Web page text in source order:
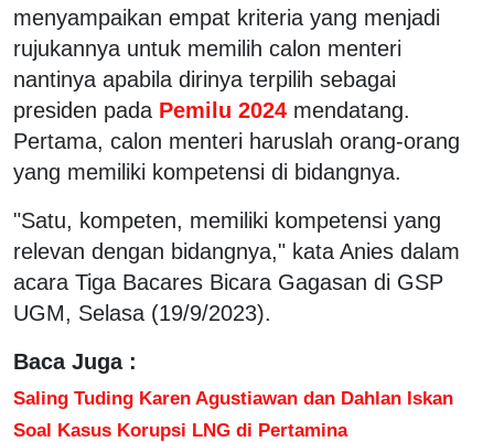
menyampaikan empat kriteria yang menjadi
rujukannya untuk memilih calon menteri
nantinya apabila dirinya terpilih sebagai
presiden pada Pemilu 2024 mendatang.
Pertama, calon menteri haruslah orang-orang
yang memiliki kompetensi di bidangnya.
"Satu, kompeten, memiliki kompetensi yang
relevan dengan bidangnya," kata Anies dalam
acara Tiga Bacares Bicara Gagasan di GSP
UGM, Selasa (19/9/2023).
Baca Juga :
Saling Tuding Karen Agustiawan dan Dahlan Iskan
Soal Kasus Korupsi LNG di Pertamina